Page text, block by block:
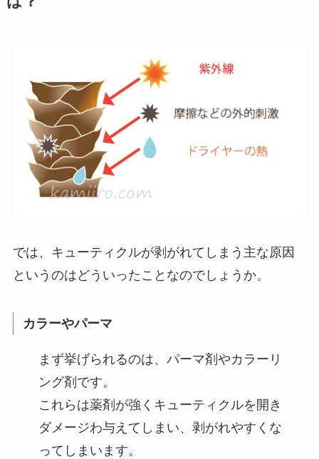
では、キューティクルが剥がれてしまう主な原因
というのはどういったことなのでしょうか。
カラーやパーマ
まず挙げられるのは、パーマ剤やカラーリ
ング剤です。
これらは薬剤が強くキューティクルを開き
ダメージわ与えてしまい、剥がれやすくな
ってしまいます。